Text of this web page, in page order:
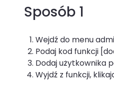
Sposób 1
Wejdź do menu
Podaj kod funkcji
Dodaj użytkownika
Wyjdź z funkcji,